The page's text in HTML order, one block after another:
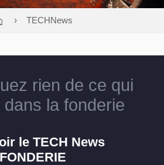
TECHNews
rien de ce qui
la fonderie
le TECH News
FONDERIE